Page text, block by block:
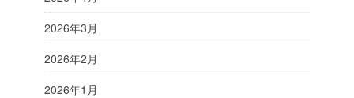
2026年3月
2026年2月
2026年1月